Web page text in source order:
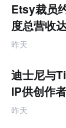
Etsy裁员
度总营收
昨天
迪士尼与
IP供创作
昨天